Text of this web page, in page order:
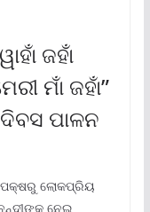
ଜହାଁ
ମାଁ ଜହାଁ”
ପାଳନ
ପକ୍ଷରୁ ଲୋକପ୍ରିୟ
ନେଇ